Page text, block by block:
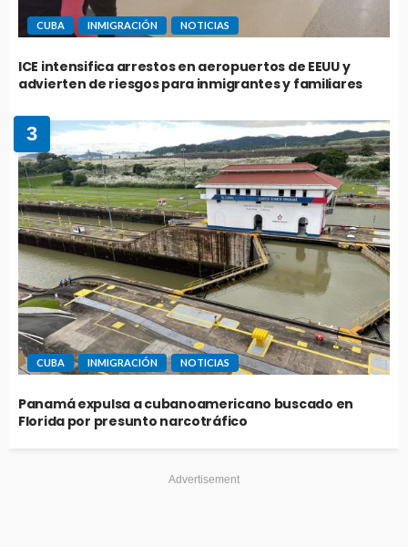
CUBA INMIGRACIÓN NOTICIAS
ICE intensifica arrestos en aeropuertos de EEUU y
advierten de riesgos para inmigrantes y familiares
3
CUBA INMIGRACIÓN NOTICIAS
Panamá expulsa a cubanoamericano buscado en
Florida por presunto narcotráfico
Advertisement